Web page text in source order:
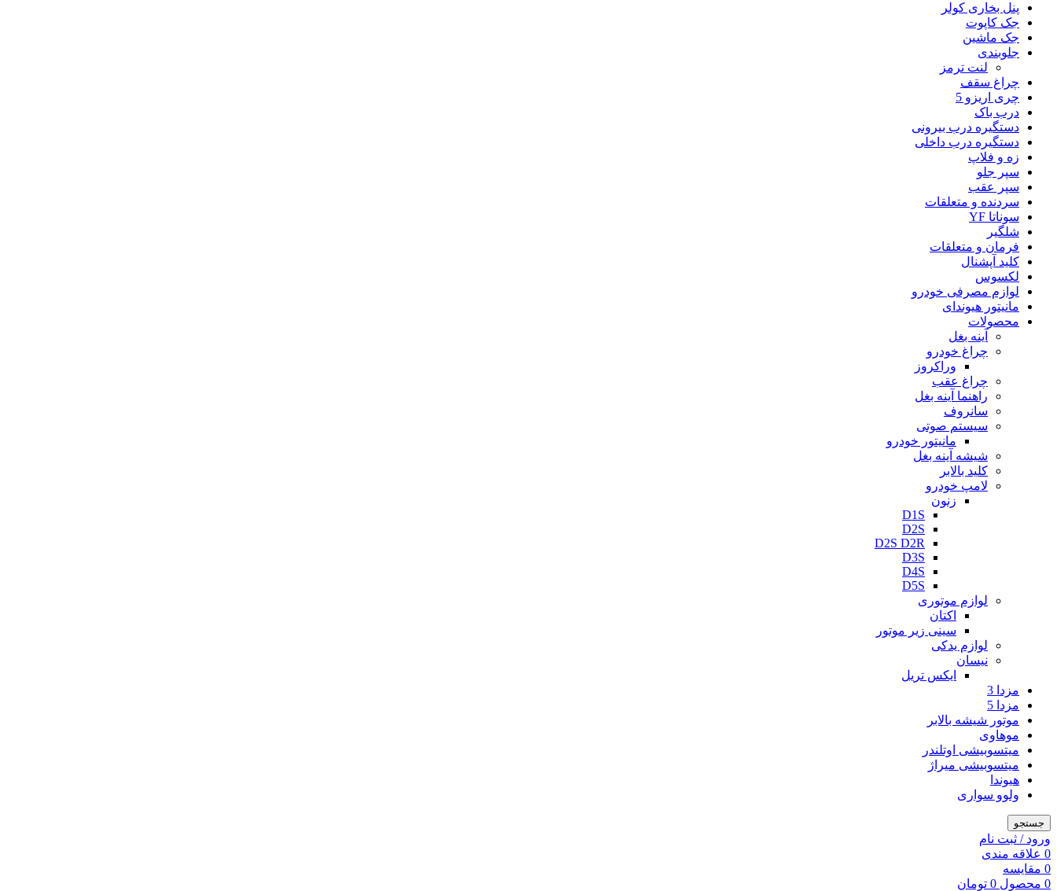
پنل بخاری کولر
جک کاپوت
جک ماشین
جلوبندی
لنت ترمز
چراغ سقف
چری اریزو 5
درب باک
دستگیره درب بیرونی
دستگیره درب داخلی
زه و فلاپ
سپر جلو
سپر عقب
سردنده و متعلقات
سوناتا YF
شلگیر
فرمان و متعلقات
کلید آپشنال
لکسوس
لوازم مصرفی خودرو
مانیتور هیوندای
محصولات
آینه بغل
چراغ خودرو
وراکروز
چراغ عقب
راهنما آینه بغل
سانروف
سیستم صوتی
مانیتور خودرو
شیشه آینه بغل
کلید بالابر
لامپ خودرو
زنون
D1S
D2S
D2S D2R
D3S
D4S
D5S
لوازم موتوری
اکتان
سینی زیر موتور
لوازم یدکی
نیسان
ایکس تریل
مزدا 3
مزدا 5
موتور شیشه بالابر
موهاوی
میتسوبیشی اوتلندر
میتسوبیشی میراژ
هیوندا
ولوو سواری
جستجو
ورود / ثبت نام
0 علاقه مندی
0 مقایسه
0 محصول 0 تومان